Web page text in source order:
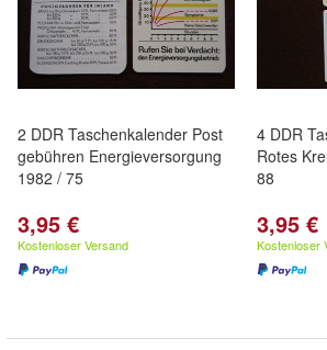
2 DDR Taschenkalender Post
gebühren Energieversorgung
1982 / 75
3,95 €
Kostenloser Versand
4 DDR
Rotes
88
3,95 €
Kostenloser